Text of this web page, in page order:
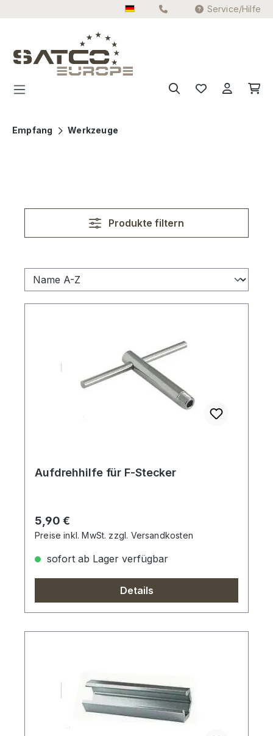
Zum Hauptinhalt springen Service/Hilfe
Empfang Werkzeuge
Produkte filtern
Aufdrehhilfe für F-Stecker
Regulärer Preis:
5,90 €
Preise inkl. MwSt. zzgl. Versandkosten
sofort ab Lager verfügbar
Details